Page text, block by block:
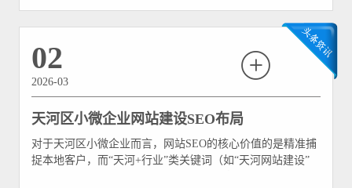
求，网站会去访问数据库，还会去访问运行Web 应用的程序
如Tomcat ,但是如果我们把Web应用的动态网页转化为静态
html网页
02
2026-03
天河区小微企业网站建设SEO布局
对于天河区小微企业而言，网站SEO的核心价值的是精准捕
捉本地客户，而“天河+行业”类关键词（如“天河网站建设”